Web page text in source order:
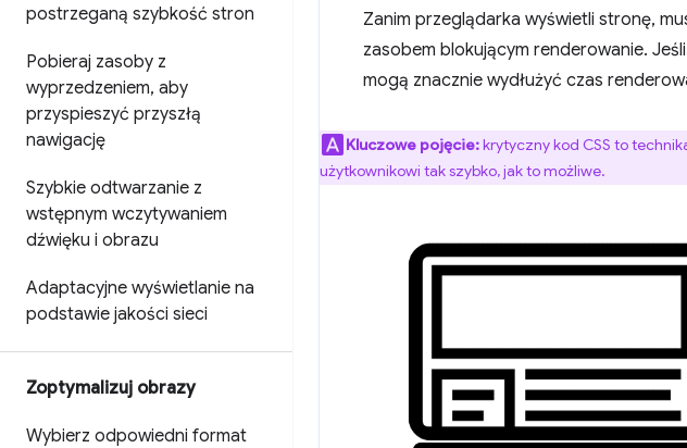
postrzeganą szybkość stron
Pobieraj zasoby z
wyprzedzeniem, aby
przyspieszyć przyszłą
nawigację
Szybkie odtwarzanie z
wstępnym wczytywaniem
dźwięku i obrazu
Adaptacyjne wyświetlanie na
podstawie jakości sieci
Zoptymalizuj obrazy
Wybierz odpowiedni format
Zanim przeglądarka wyświetli stronę,
zasobem blokującym renderowanie.
mogą znacznie wydłużyć czas
Kluczowe pojęcie:krytyczny kod CSS to
użytkownikowi tak szybko, jak to możliwe.